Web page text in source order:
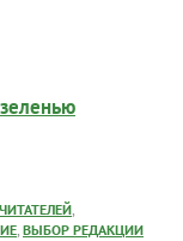
,
, ВЫБОР РЕДАКЦИИ